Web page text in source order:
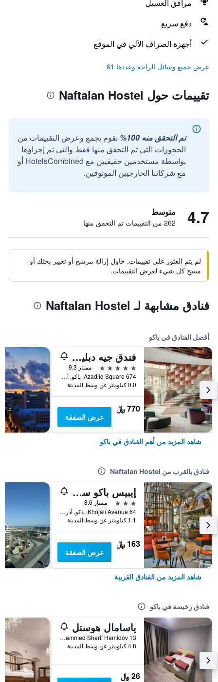
مرافق الغسيل
دفع سريع
أجهزة الصراف الآلي في الموقع
عرض جميع وسائل الراحة وعددها 61
تقييمات حول Naftalan Hostel
تم التحقق منه 100%
نقوم بجمع وعرض التقييمات من
الحجوزات التي تم التحقق منها فقط والتي تم إجراؤها
بواسطة مستخدمين حقيقيين مع HotelsCombined أو
مع شركائنا الخارجيين الموثوقين.
4.7 متوسط
262 من التقييمات تم التحقق منها
لم يتم العثور على تقييمات. حاول إزالة مرشح أو تغيير بحثك أو
مسح كل شيء لعرض التقييمات.
فنادق مشابهة لـ Naftalan Hostel
أفضل الفنادق في باكو
فندق جيه دبليو ماريوت أبشيرون باكو
5 نجوم
ممتاز 9.3
674 Azadliq Square, باكو, أذربيجان
0.0 كيلومتر عن وسط المدينة
770 ﷼
عرض الصفقة
شاهد المزيد من أهم الفنادق في باكو
فنادق بالقرب من Naftalan Hostel
إيبيس باكو سيتي
3 نجوم
ممتاز 8.6
64 Khojali Avenue, باكو, أذربيجان
1.1 كيلومتر عن وسط المدينة
163 ﷼
عرض الصفقة
شاهد المزيد من الفنادق القريبة
فنادق رخيصة في باكو
ياسامال هوستل
General Mammed Sherif Hamidov 13, باكو, أذربيجان
4.8 كيلومتر عن وسط المدينة
26 ﷼